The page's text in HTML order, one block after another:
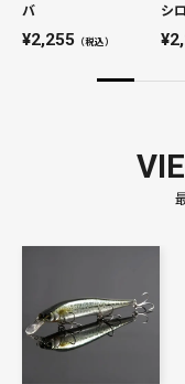
バ
2,255 （税込）
シロ